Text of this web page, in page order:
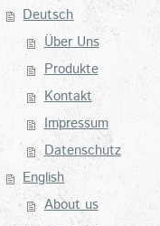
Deutsch
Über Uns
Produkte
Kontakt
Impressum
Datenschutz
English
About us